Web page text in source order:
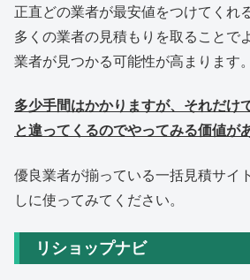
正直どの業者が最安値をつけてくれ
多くの業者の見積もりを取ることで
業者が見つかる可能性が高まります。
多少手間はかかりますが、それだけ
と違ってくるのでやってみる価値が
優良業者が揃っている一括見積サイ
しに使ってみてください。
リショップナビ